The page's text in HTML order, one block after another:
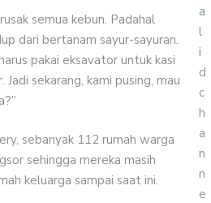
semua kebun. Padahal
dari bertanam sayur-sayuran.
pakai eksavator untuk kasi
sekarang, kami pusing, mau
sebanyak 112 rumah warga
sehingga mereka masih
keluarga sampai saat ini.
a
l
i
d
c
h
a
n
n
e